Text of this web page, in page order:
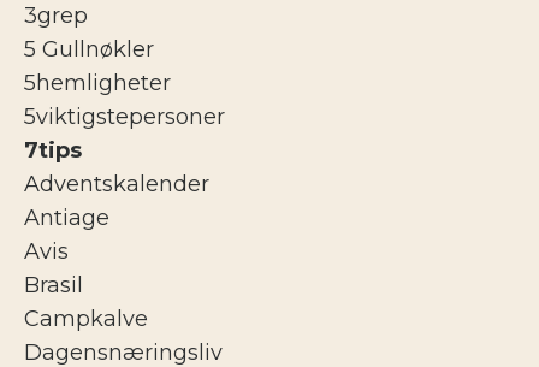
3grep
5 Gullnøkler
5hemligheter
5viktigstepersoner
7tips
Adventskalender
Antiage
Avis
Brasil
Campkalve
Dagensnæringsliv